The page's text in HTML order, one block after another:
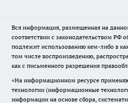
Вся информация, размещенная на
соответствии с законодательством РФ
подлежит использованию кем-либо в
том числе воспроизведению,
как с письменного разрешения
«На информационном ресурсе
технологии (информационные
информации на основе сбора,